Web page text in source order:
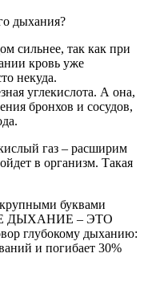
дыхания?
сильнее, так как при
кровь уже
некуда.
углекислота. А она,
бронхов и сосудов,
газ – расширим
в организм. Такая
буквами
ДЫХАНИЕ – ЭТО
глубокому дыханию:
и погибает 30%